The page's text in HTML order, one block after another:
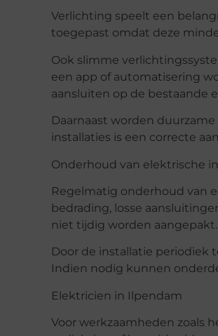
Verlichting speelt een
toegepast omdat deze
Ook slimme
een app of automatisering
aansluiten op de bestaande
Daarnaast worden
installaties is een correcte
Onderhoud van elektrische
Regelmatig onderhoud van
bedrading, losse
niet tijdig worden aangepakt.
Door de installatie periodiek
Indien nodig kunnen
Elektricien in Ilpendam
Voor werkzaamheden zoals